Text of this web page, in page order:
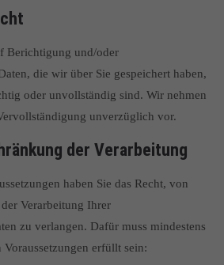
Berichtigung und/oder
die wir über Sie gespeichert haben,
oder unvollständig sind. Wir nehmen
unverzüglich vor.
der Verarbeitung
haben Sie das Recht, von
Verarbeitung Ihrer
zu verlangen. Dafür muss mindestens
erfüllt sein: